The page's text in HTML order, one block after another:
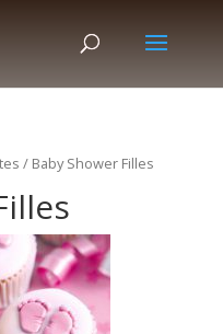
/ Baby Shower Filles